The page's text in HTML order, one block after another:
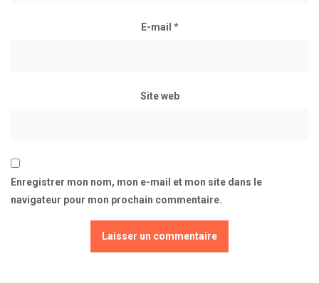
E-mail *
Site web
Enregistrer mon nom, mon e-mail et mon site dans le
navigateur pour mon prochain commentaire.